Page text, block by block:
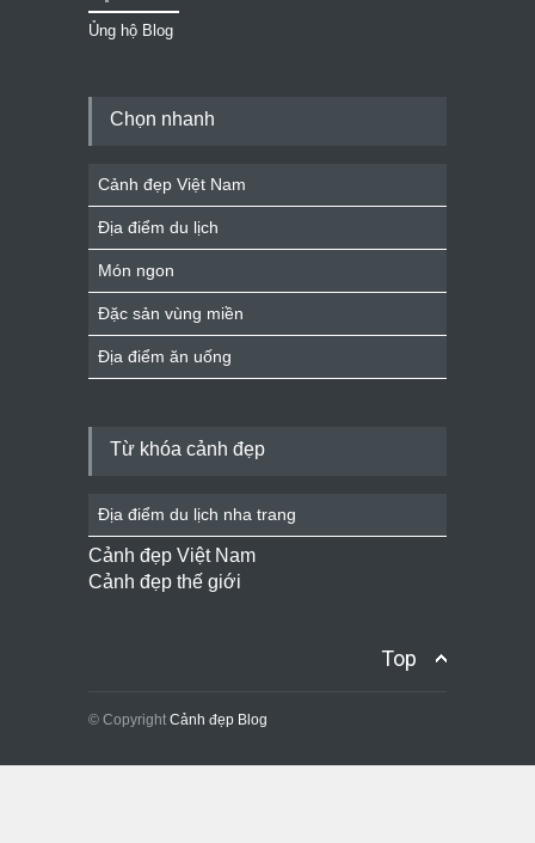
Ủng hộ Blog
Chọn nhanh
Cảnh đẹp Việt Nam
Địa điểm du lịch
Món ngon
Đặc sản vùng miền
Địa điểm ăn uống
Từ khóa cảnh đẹp
Địa điểm du lịch nha trang
Cảnh đẹp Việt Nam
Cảnh đẹp thế giới
Top
© Copyright Cảnh đẹp Blog